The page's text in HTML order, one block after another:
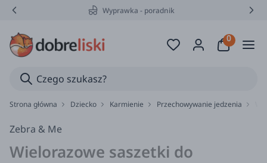
Wyprawka - poradnik
Strona główna Dziecko Karmienie Przechowywanie jedzenia
Zebra & Me
Wielorazowe saszetki do